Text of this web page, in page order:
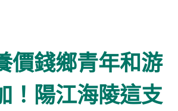
價錢鄉青年和游
！陽江海陵這支